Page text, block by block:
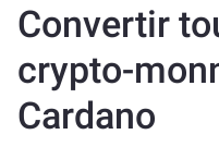
Convertir
crypto-
Cardano